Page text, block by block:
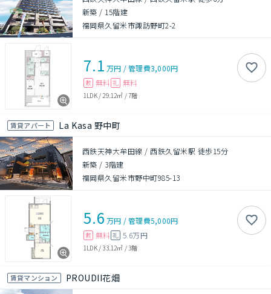
新築 / 15階建
福岡県久留米市諏訪野町2-2
7.1 万円 /管理費3,000円
敷 無料 礼 無料
1LDK/ 29.12㎡ /7階
賃貸アパート La Kasa 野中町
西鉄天神大牟田線 / 西鉄久留米駅 徒歩15分
新築 / 3階建
福岡県久留米市野中町985-13
5.6 万円 /管理費5,000円
敷 無料 礼 5.6万円
1LDK/33.12㎡ /3階
賃貸マンション PROUDII花畑